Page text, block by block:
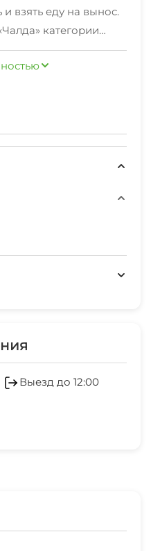
взять еду на вынос.
категории
кроватью,
Выезд до 12:00